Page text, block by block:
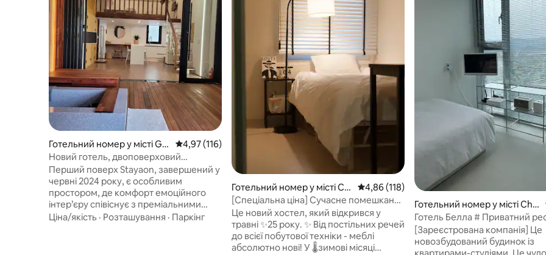
Готельний номер у місті Gy
eongju-si
Середня оцінка: 4,97 з 5, відгуки: 116
4,97 (116)
Новий готель, двоповерховий
приватний будинок. Купання в
ванні.Гриль на даху. Поруч вулиця
Хваннідан. Сніданок. Найкраще
розташування в центрі міста. Приватна
парковка.
Перший поверх Stayaon, завершений у
червні 2024 року, є особливим
простором, де комфорт емоційного
інтер’єру співіснує з преміальними
ваннами для ніг, щоб полегшити втому
Ціна/якість · Розташування · Паркінг
Готельний номер у місті Се
ул
Середня оцінка: 4,86 з 5, відгуки: 118
4,86 (118)
[Спеціальна ціна] Сучасне помешкання
біля цифрового комплексу Гасан
Це новий хостел, який відкрився у
травні ✨25 року. ✨ Від постільних речей
до всієї побутової техніки - меблі
абсолютно нові! У 🌡️зимові місяці
Готельний номер у місті Chu
ncheon-si
Готель Белла # Приватний
видом # 1 хвилина до мерії
Панорамне вікно # Netflix #
Безкоштовна парковка
[Зареєстрована компанія] Це
новозбудований будинок із